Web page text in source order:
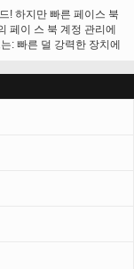
터 전송의 아무 표시 때
WASEL 프로? 쉬운 설
우리의 OpenVPN 클라
즈니스 사용에 대 한 신
장치 및 휴대 전화, 안…
을 업로드 하 고 표지 사
홈 화면 • 공유 링크 페이
애플 리 케이 션 페이지
책갈피 링크 전체 페이지
공유 게시물 • 초안 저장
의 페이지에서 누군가
: 업데이 트를 유지 • 중
대 한…
! 하지만 빠른 페이스 북
페이 스 북 계정 관리에
: 빠른 덜 강력한 장치에
독특한 사용자 인터페
피드 • 송신에 대 한 액세
든 다른 • 보기 앨범 및
스 누 피 • 부가 옵션 푸